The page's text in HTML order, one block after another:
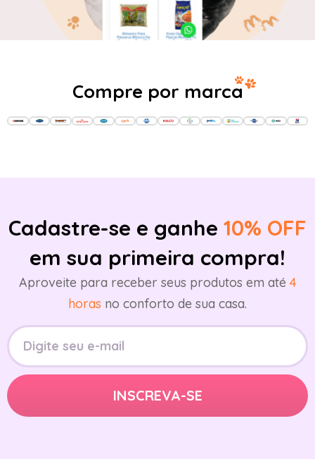
Compre por marca
Cadastre-se e ganhe 10% OFF
em sua primeira compra!
Aproveite para receber seus produtos em até 4
horas no conforto de sua casa.